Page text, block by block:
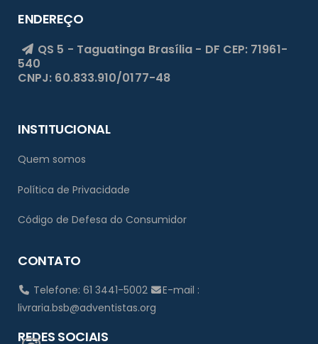
ENDEREÇO
QS 5 - Taguatinga Brasília - DF CEP: 71961-
540
CNPJ: 60.833.910/0177-48
INSTITUCIONAL
Quem somos
Política de Privacidade
Código de Defesa do Consumidor
CONTATO
Telefone: 61 3441-5002
E-mail :
livraria.bsb@adventistas.org
REDES SOCIAIS